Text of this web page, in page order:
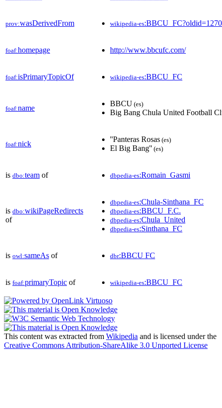
prov:wasDerivedFrom wikipedia-es
foaf:homepage http://www.bbcufc.com/
foaf:isPrimaryTopicOf wikipedia-es:BBCU_FC
foaf:name
BBCU (es)
Big Bang Chula United Football
foaf:nick
''Panteras Rosas (es)
El Big Bang'' (es)
is dbo:team of dbpedia-es:Romain_Gasmi
is dbo:wikiPageRedirects
of
dbpedia-es:Chula-Sinthana_FC
dbpedia-es:BBCU_F.C.
dbpedia-es:Chula_United
dbpedia-es:Sinthana_FC
is owl:sameAs of dbr:BBCU FC
is foaf:primaryTopic of wikipedia-es:BBCU_FC
This content was extracted from Wikipedia and is licensed under the
Creative Commons Attribution-ShareAlike 3.0 Unported License